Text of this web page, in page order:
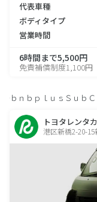
代表車種
ボディタイプ
営業時間
6時間まで5,500円
免責補償制度1,100円
ｂｎｂｐｌｕｓＳｕｂ
トヨタレンタ
港区新橋2-20-